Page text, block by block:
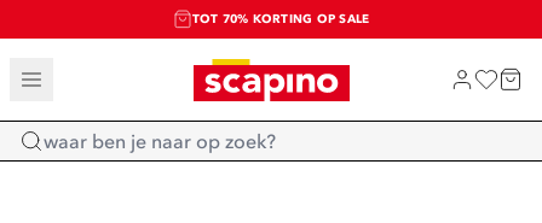
TOT 70% KORTING OP SALE
SALE: LAATSTE KANS!
SHOP NIEUW
Home